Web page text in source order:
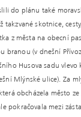
do plánu také
takzvané skotnice,
z města na obecní
branou (v dnešní
Husova sadu vlevo
Mlýnské ulice). Za
obcházela město ze
pokračovala mezi